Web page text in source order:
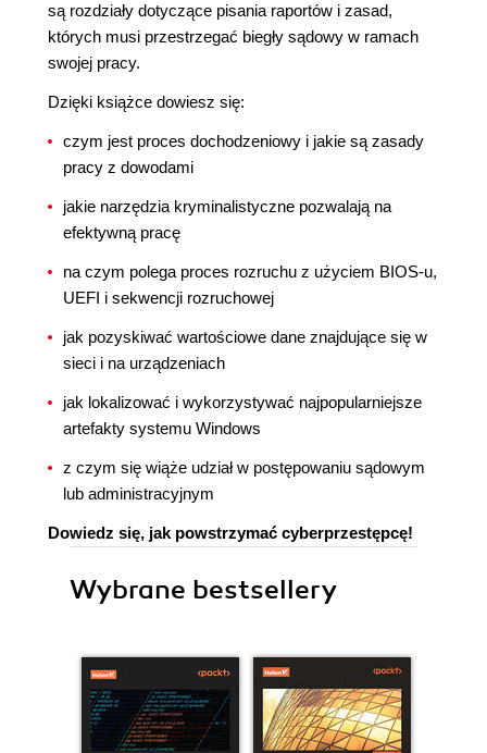
są rozdziały dotyczące pisania raportów i zasad,
których musi przestrzegać biegły sądowy w ramach
swojej pracy.
Dzięki książce dowiesz się:
czym jest proces dochodzeniowy i jakie są zasady
pracy z dowodami
jakie narzędzia kryminalistyczne pozwalają na
efektywną pracę
na czym polega proces rozruchu z użyciem BIOS-u,
UEFI i sekwencji rozruchowej
jak pozyskiwać wartościowe dane znajdujące się w
sieci i na urządzeniach
jak lokalizować i wykorzystywać najpopularniejsze
artefakty systemu Windows
z czym się wiąże udział w postępowaniu sądowym
lub administracyjnym
Dowiedz się, jak powstrzymać cyberprzestępcę!
Wybrane bestsellery